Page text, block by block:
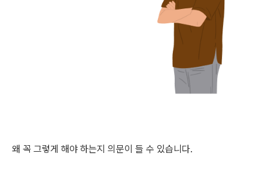
왜 꼭 그렇게 해야 하는지 의문이 들 수 있습니다.